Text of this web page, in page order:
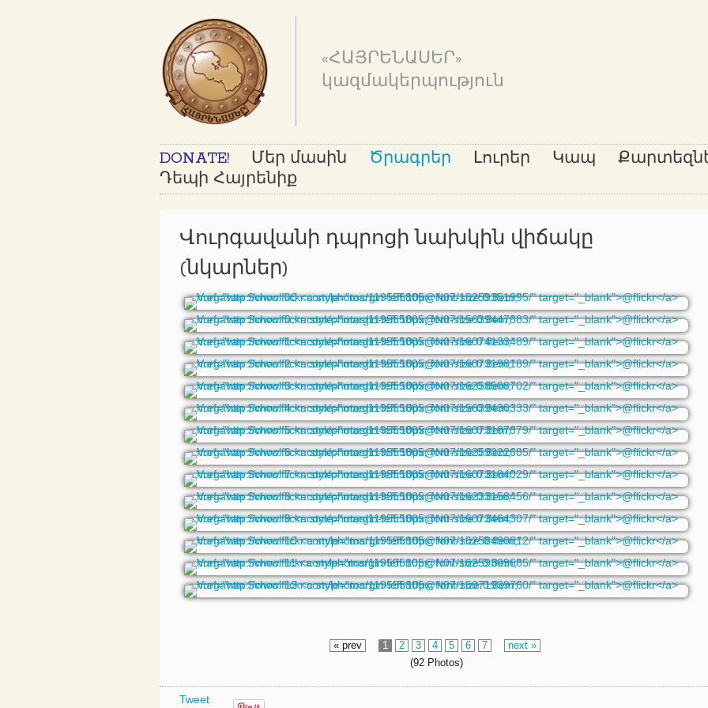
«ՀԱՅՐԵՆԱՍԵՐ»
կազմակերպություն
DONATE! Մեր մասին Ծրագրեր Լուրեր Կապ
Դեպի Հայրենիք
Վուրգավանի դպրոցի նախկին վիճակը
(նկարներ)
« prev 1 2 3 4 5 6 7
next »
(92 Photos)
Tweet